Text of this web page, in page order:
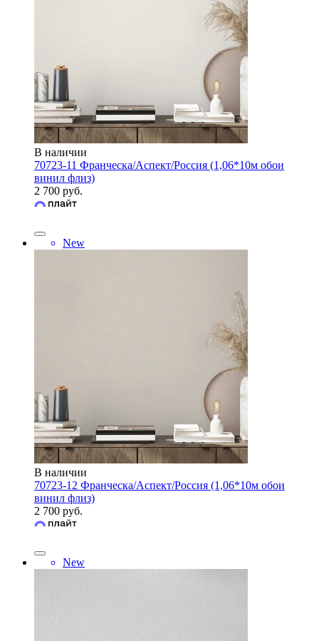
В наличии
70723-11 Франческа/Аспект/Россия (1,06*10м обои
винил флиз)
2 700 руб.
New
В наличии
70723-12 Франческа/Аспект/Россия (1,06*10м обои
винил флиз)
2 700 руб.
New